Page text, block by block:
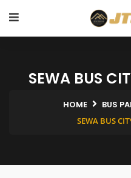
SEWA BUS
HOME BUS
SEWA BUS